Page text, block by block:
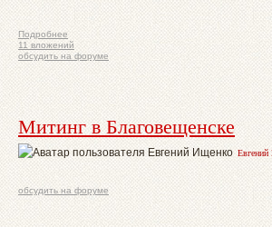
Подробнее
11 вложений
обсудить на форуме
Митинг в Благовещенске
обсудить на форуме